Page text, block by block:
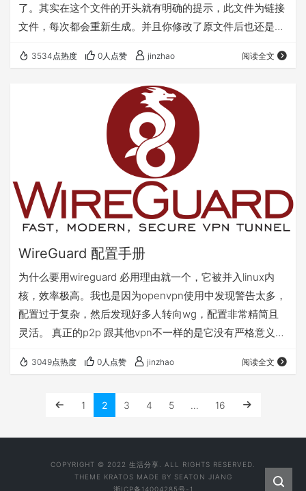
了。其实在这个文件的开头就有明确的提示，此文件为链接
文件，每次都会重新生成。并且你修改了原文件后也还是会
的做法应该是修改systemd的配置文
知道是不是生效特别慢还是怎么的，我的还是ping不通，所
有linux手册都是推荐这个，实在不行再用后面的终极大法。
3534点热度 0人点赞 jinzhao 阅读全文
WireGuard 配置手册
为什么要用wireguard 必用理由就一个，它被并入linux内
核，效率极高。我也是因为openvpn使用中发现警告太多，
配置过于复杂，然后发现好多人转向wg，配置非常精简且
灵活。 真正的p2p 跟其他vpn不一样的是它没有严格意义上
可以实现mesh互通。 几个其他教程中有误或者已经过时的
置preshare key可以mesh； 有人说节点变多了配置就会是
3049点热度 0人点赞 jinzhao 阅读全文
1 2 3 4 5 … 16
COPYRIGHT © 2022 生活分享. ALL RIGHTS RESERVED.
THEME KRATOS MADE BY SEATON JIANG
浙ICP备14004285号-1